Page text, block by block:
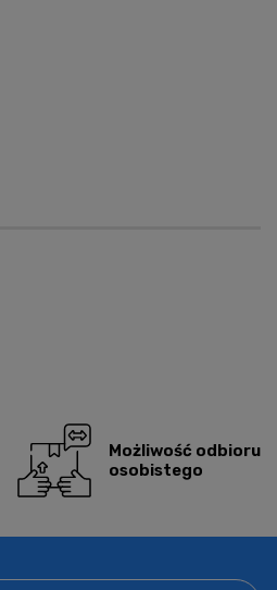
Możliwość odbioru
osobistego